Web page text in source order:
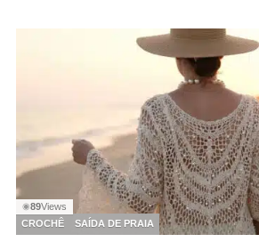
◉89Views
CROCHÊ
SAÍDA DE PRAIA